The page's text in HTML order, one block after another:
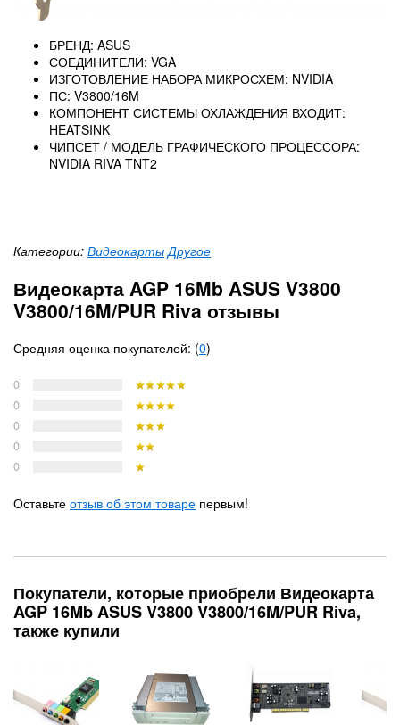
БРЕНД: ASUS
СОЕДИНИТЕЛИ: VGA
ИЗГОТОВЛЕНИЕ НАБОРА МИКРОСХЕМ: NVIDIA
ПС: V3800/16M
КОМПОНЕНТ СИСТЕМЫ ОХЛАЖДЕНИЯ ВХОДИТ:
HEATSINK
ЧИПСЕТ / МОДЕЛЬ ГРАФИЧЕСКОГО ПРОЦЕССОРА:
NVIDIA RIVA TNT2
Категории: Видеокарты Другое
Видеокарта AGP 16Mb ASUS V3800
V3800/16M/PUR Riva отзывы
Средняя оценка покупателей: (0)
0
0
0
0
0
Оставьте отзыв об этом товаре первым!
Покупатели, которые приобрели Видеокарта
AGP 16Mb ASUS V3800 V3800/16M/PUR Riva,
также купили